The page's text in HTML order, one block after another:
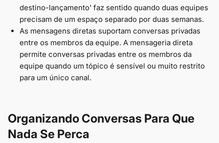
destino-lançamento' faz sentido quando duas equipes
precisam de um espaço separado por duas semanas.
As mensagens diretas suportam conversas privadas
entre os membros da equipe. A mensageria direta
permite conversas privadas entre os membros da
equipe quando um tópico é sensível ou muito restrito
para um único canal.
Organizando Conversas Para Que
Nada Se Perca